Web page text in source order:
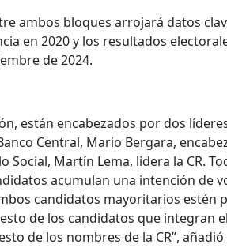
ambos bloques arrojará datos
en 2020 y los resultados
de 2024.
están encabezados por dos
Central, Mario Bergara,
Social, Martín Lema, lidera la CR.
acumulan una intención de
candidatos mayoritarios estén
de los candidatos que integran el
de los nombres de la CR”,